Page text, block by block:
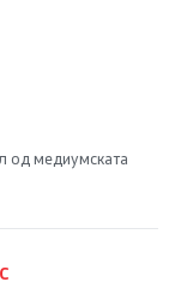
од медиумската